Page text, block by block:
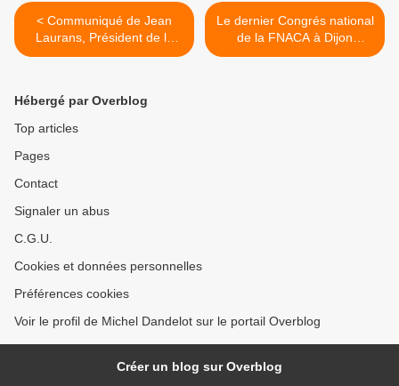
< Communiqué de Jean
Laurans, Président de la
FNACA de Paris
Le dernier Congrés national
de la FNACA à Dijon
(Bourgogne) le 10 octobre
Hébergé par Overblog
Top articles
Pages
Contact
Signaler un abus
C.G.U.
Cookies et données personnelles
Préférences cookies
Voir le profil de Michel Dandelot sur le portail Overblog
Créer un blog sur Overblog